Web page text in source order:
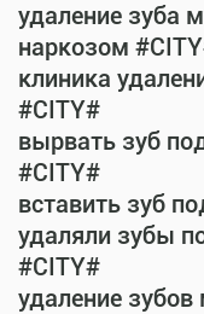
удаление зуба
наркозом
клиника
#CITY#
вырвать зуб
#CITY#
вставить зуб
удаляли зубы
#CITY#
удаление